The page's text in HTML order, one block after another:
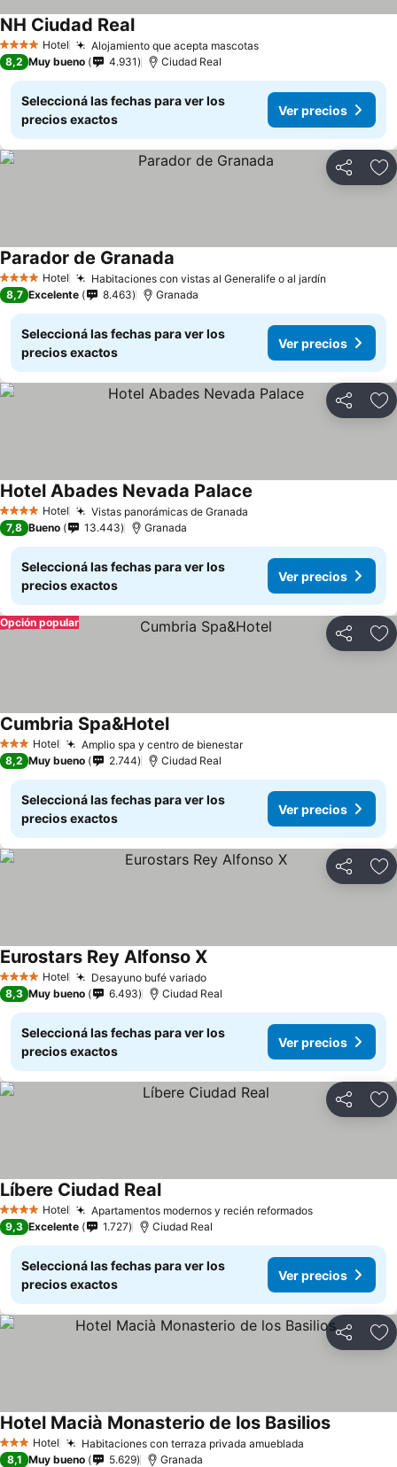
4 EstrellasHotel Alojamiento que acepta mascotas
NH Ciudad Real
8,2 Muy bueno 4.931 Ciudad Real
Seleccioná las fechas para ver los
precios exactos
Ver precios
Compartir
4 EstrellasHotel Habitaciones con vistas al Generalife o al jardín
Parador de Granada
8,7 Excelente 8.463 Granada
Seleccioná las fechas para ver los
precios exactos
Ver precios
Compartir
4 EstrellasHotel Vistas panorámicas de Granada
Hotel Abades Nevada Palace
7,8 Bueno 13.443 Granada
Seleccioná las fechas para ver los
precios exactos
Ver precios
Compartir
Opción popular
3 Estrellas
Hotel Amplio spa y centro de bienestar
Cumbria Spa&Hotel
8,2 Muy bueno 2.744 Ciudad Real
Seleccioná las fechas para ver los
precios exactos
Ver precios
Compartir
4 EstrellasHotel Desayuno bufé variado
Eurostars Rey Alfonso X
8,3 Muy bueno 6.493 Ciudad Real
Seleccioná las fechas para ver los
precios exactos
Ver precios
Compartir
4 EstrellasHotel Apartamentos modernos y recién reformados
Líbere Ciudad Real
9,3 Excelente 1.727 Ciudad Real
Seleccioná las fechas para ver los
precios exactos
Ver precios
Compartir
3 Estrellas
Hotel Habitaciones con terraza privada amueblada
Hotel Macià Monasterio de los Basilios
8,1 Muy bueno 5.629 Granada